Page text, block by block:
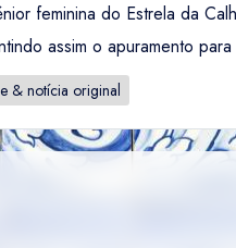
feminina do Estrela da
assim o apuramento
& notícia original